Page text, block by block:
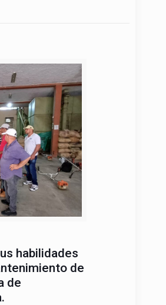
habilidades
de
de